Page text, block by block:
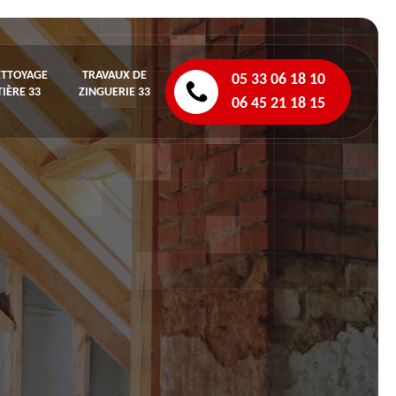
33
TRAVAUX DE
ZINGUERIE 33
05 33 06 18 10
06 45 21 18 15